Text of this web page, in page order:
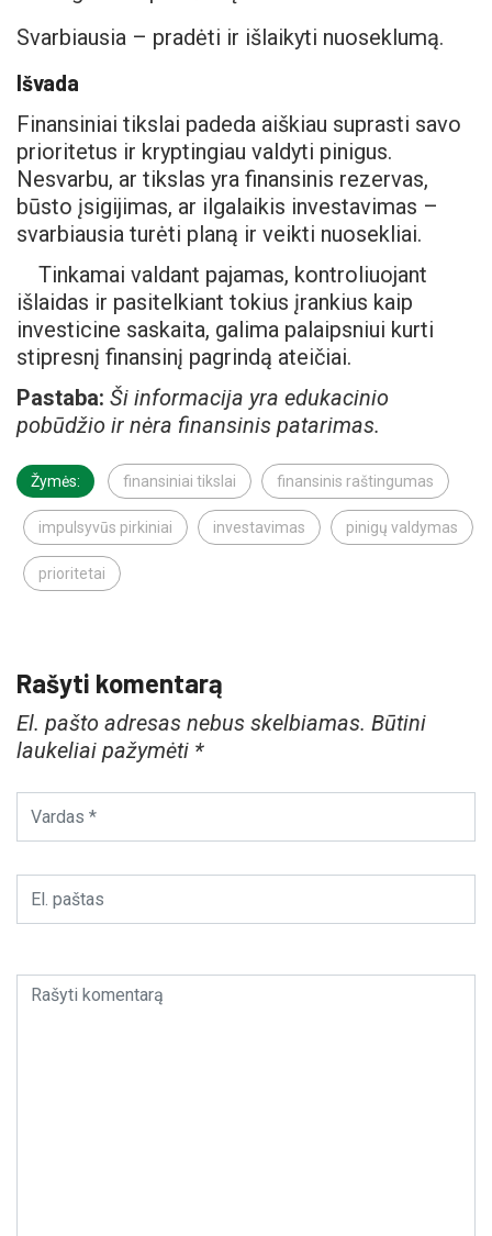
Svarbiausia – pradėti ir išlaikyti nuoseklumą.
Išvada
Finansiniai tikslai padeda aiškiau suprasti savo
prioritetus ir kryptingiau valdyti pinigus.
Nesvarbu, ar tikslas yra finansinis rezervas,
būsto įsigijimas, ar ilgalaikis investavimas –
svarbiausia turėti planą ir veikti nuosekliai.
Tinkamai valdant pajamas, kontroliuojant
išlaidas ir pasitelkiant tokius įrankius kaip
investicine saskaita, galima palaipsniui kurti
stipresnį finansinį pagrindą ateičiai.
Pastaba: Ši informacija yra edukacinio
pobūdžio ir nėra finansinis patarimas.
Žymės: finansiniai tikslai finansinis raštingumas
impulsyvūs pirkiniai investavimas pinigų valdymas
prioritetai
Rašyti komentarą
El. pašto adresas nebus skelbiamas. Būtini
laukeliai pažymėti *